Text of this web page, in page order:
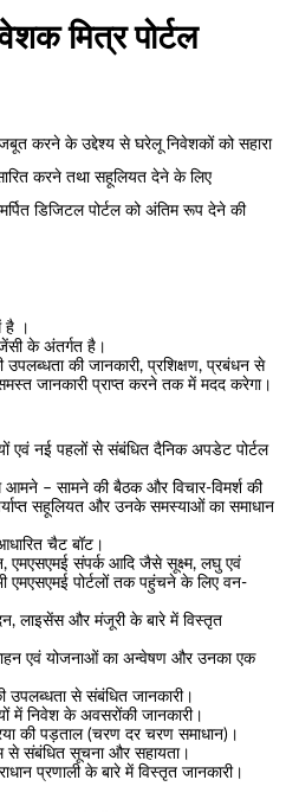
मित्र पोर्टल
करने के उद्देश्य से घरेलू निवेशकों को सहारा
करने तथा सहूलियत देने के लिए
डिजिटल पोर्टल को अंतिम रूप देने की
है ।
के अंतर्गत है।
उपलब्धता की जानकारी, प्रशिक्षण, प्रबंधन से
जानकारी प्राप्त करने तक में मदद करेगा।
एवं नई पहलों से संबंधित दैनिक अपडेट पोर्टल
आमने – सामने की बैठक और विचार-विमर्श की
सहूलियत और उनके समस्याओं का समाधान
चैट बॉट।
एमएसएमई संपर्क आदि जैसे सूक्ष्‍म, लघु एवं
एमएसएमई पोर्टलों तक पहुंचने के लिए वन-
लाइसेंस और मंजूरी के बारे में विस्तृत
एवं योजनाओं का अन्वेषण और उनका एक
उपलब्धता से संबंधित जानकारी।
में निवेश के अवसरोंकी जानकारी।
की पड़ताल (चरण दर चरण समाधान)।
से संबंधित सूचना और सहायता।
प्रणाली के बारे में विस्तृत जानकारी।